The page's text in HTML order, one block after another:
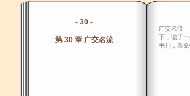
- 30 -
第 30 章 广交名流
广交名流
下，读了
书刊，革命